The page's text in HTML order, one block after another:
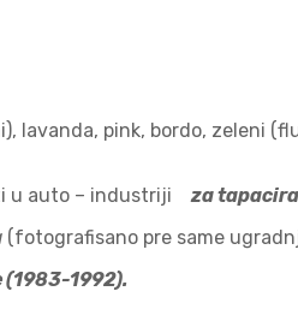
lavanda, pink, bordo, zeleni
u auto – industriji za
(fotografisano pre same
(1983-1992).